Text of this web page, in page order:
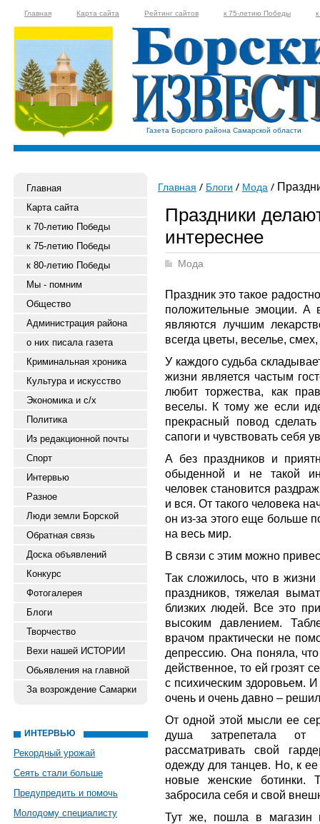
Главная Карта сайта Рейтинг сайтов к 75-летию Победы
Газета Борского района Самарской области
Главная
Карта сайта
к 70-летию Победы
к 75-летию Победы
к 80-летию Победы
Мы - помним
Общество
Администрация района
о них писала газета
Криминальная хроника
Культура и искусство
Экономика и с/х
Политика
Из редакционной почты
Спорт
Интервью
Разное
Люди земли Борской
Обратная связь
Доска объявлений
Конкурс
Фотогалерея
Блоги
Творчество
Вехи нашей ИСТОРИИ
Обьявления на главной
За возрождение Самарки
ИНТЕРВЬЮ
Рекордный урожай
Сеять стали больше
Предупредить и помочь
Молодому специалисту
Главная Блоги Мода
Праздники
интереснее
Мода
Праздник это такое
положительные эмоции. А
являются лучшим
всегда цветы, веселье,
У каждого судьба
жизни является частым
любит торжества, как
веселы. К тому же если
прекрасный повод
сапоги и чувствовать себя
А без праздников и
обыденной и не такой
человек становится
и вся. От такого человека
он из-за этого еще больше
на весь мир.
В связи с этим можно
Так сложилось, что в
праздников, тяжелая
близких людей. Все это
высоким давлением.
врачом практически не
депрессию. Она поняла,
действенное, то ей грозят
с психическим здоровьем.
очень и очень давно –
От одной этой мысли ее
душа затрепетала от
рассматривать свой
одежду для танцев. Но, к ее
новые женские ботинки.
забросила себя и свой
Тут же, пошла в магазин